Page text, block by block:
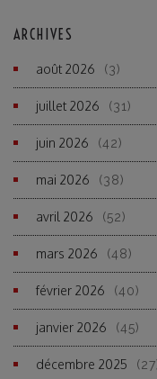
ARCHIVES
août 2026 (3)
juillet 2026 (31)
juin 2026 (42)
mai 2026 (38)
avril 2026 (52)
mars 2026 (48)
février 2026 (40)
janvier 2026 (45)
décembre 2025